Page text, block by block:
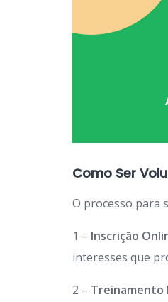
Como Ser
O processo para
1 – Inscrição
interesses que
2 – Treinamento